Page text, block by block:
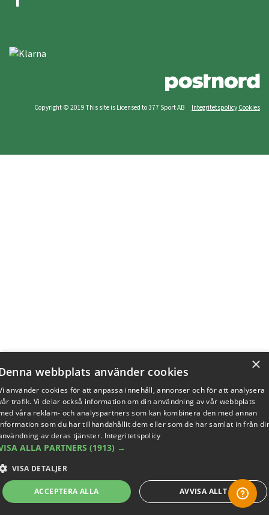
Copyright © 2019 This site is Licensed to 377 Sport AB Integritetspolicy Cookies
×
webbplats använder cookies
använder cookies för att anpassa innehåll, annonser och för att analysera
trafik. Vi delar också information om din användning av vår webbplats
våra reklam- och analyspartners som kan kombinera den med annan
som du har tillhandahållit dem eller som de har samlat in från
av deras tjänster. Integritetspolicy
ALLA PARTNERS (1913) →
VISA DETALJER
ACCEPTERA ALLA AVVISA ALLT